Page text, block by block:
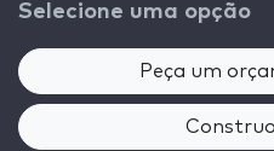
Selecione uma opção
Peça um